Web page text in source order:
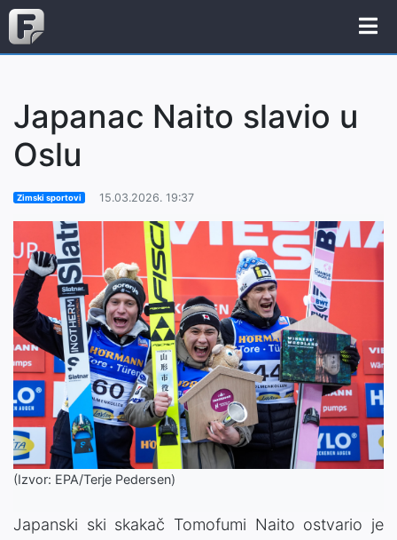
Japanac Naito slavio u
Oslu
Zimski sportovi 15.03.2026. 19:37
(Izvor: EPA/Terje Pedersen)
Japanski ski skakač Tomofumi Naito ostvario je